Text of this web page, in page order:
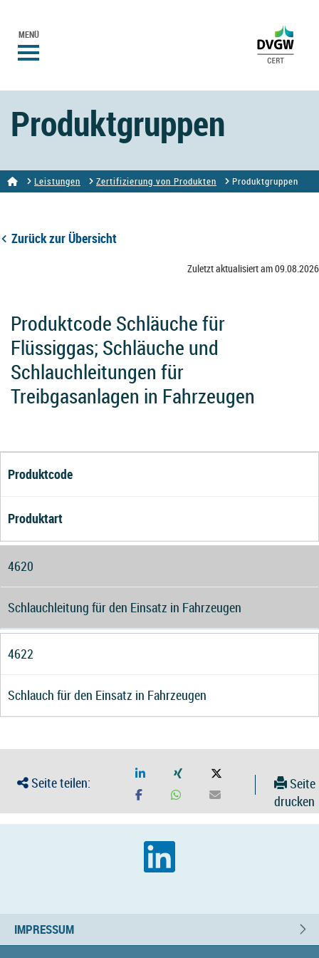
MENÜ
Produktgruppen
Leistungen Zertifizierung von Produkten Produktgruppen
Zurück zur Übersicht
Zuletzt aktualisiert am 09.08.2026
Produktcode Schläuche für
Flüssiggas; Schläuche und
Schlauchleitungen für
Treibgasanlagen in Fahrzeugen
Produktcode
Produktart
4620
Schlauchleitung für den Einsatz in Fahrzeugen
4622
Schlauch für den Einsatz in Fahrzeugen
Seite teilen:
Seite
drucken
IMPRESSUM